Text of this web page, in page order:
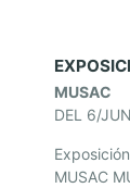
MUSAC
DEL 6/
MUSAC